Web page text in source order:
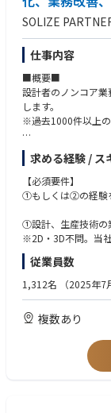
SOLIZE
仕事内容
■概要■
設計者のノンコア
します。
※過去1000件以上
■業務内容■
お客様の課題ヒアリ
手法提案から実際
す。
■具体的には■
・クライアントの
AD拡張機能（マク
・1案件あたり、3か
・開発工数50%減
・CADテンプレー
※要件定義から実
ンの効率化ソリュ
求める経験 / ス
【必須要件】
①もしくは②の経験
①設計、生産技術の
※2D・3D不問。当
修によりキャッチア
②CADツール開発経
・コンサル経験
・プログラミング経
※プログラミング
従業員数
1,312名 （2025年7
複数あり